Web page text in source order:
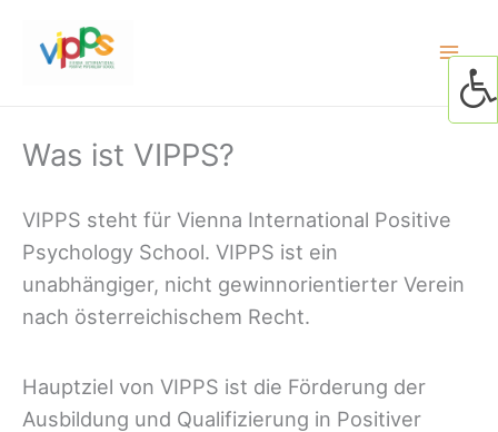
Was ist VIPPS?
VIPPS steht für Vienna International Positive
Psychology School. VIPPS ist ein
unabhängiger, nicht gewinnorientierter Verein
nach österreichischem Recht.
Hauptziel von VIPPS ist die Förderung der
Ausbildung und Qualifizierung in Positiver